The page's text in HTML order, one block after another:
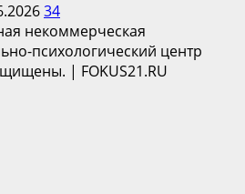
34
некоммерческая
психологический центр
| FOKUS21.RU